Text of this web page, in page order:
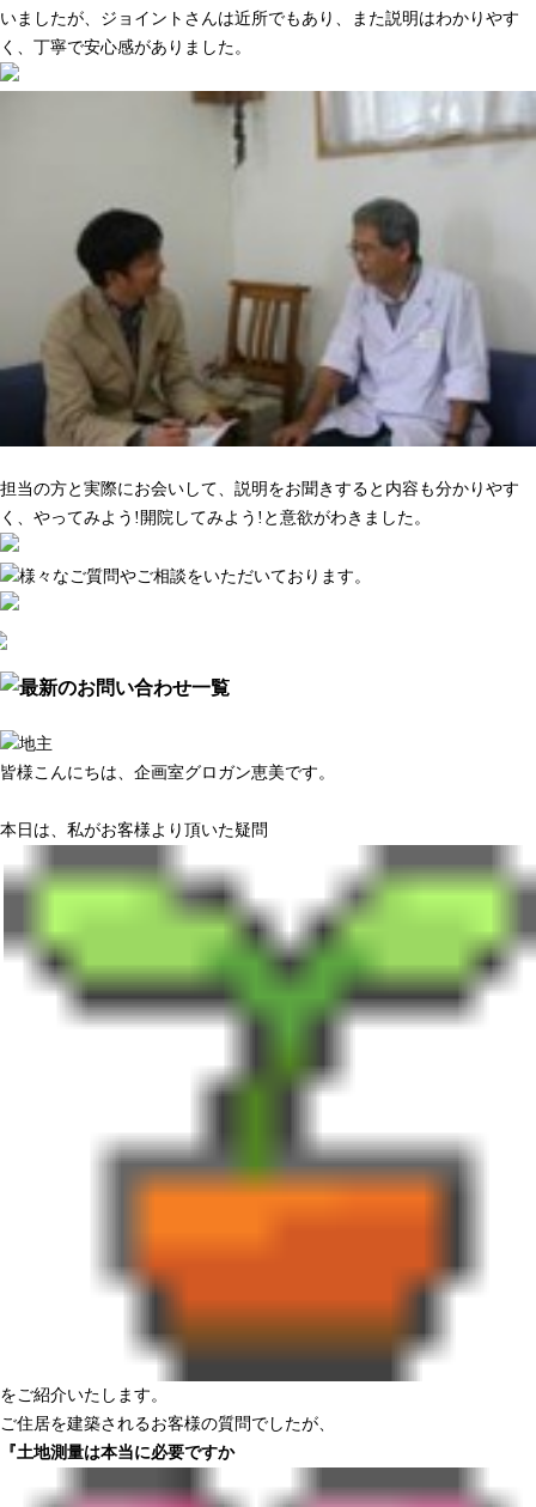
いましたが、ジョイントさんは近所でもあり、また説明はわかりやす
く、丁寧で安心感がありました。
担当の方と実際にお会いして、説明をお聞きすると内容も分かりやす
く、やってみよう!開院してみよう!と意欲がわきました。
皆様こんにちは、企画室グロガン恵美です。
本日は、私がお客様より頂いた疑問
をご紹介いたします。
ご住居を建築されるお客様の質問でしたが、
『土地測量は本当に必要ですか